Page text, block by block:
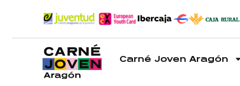
Carné Joven Aragón